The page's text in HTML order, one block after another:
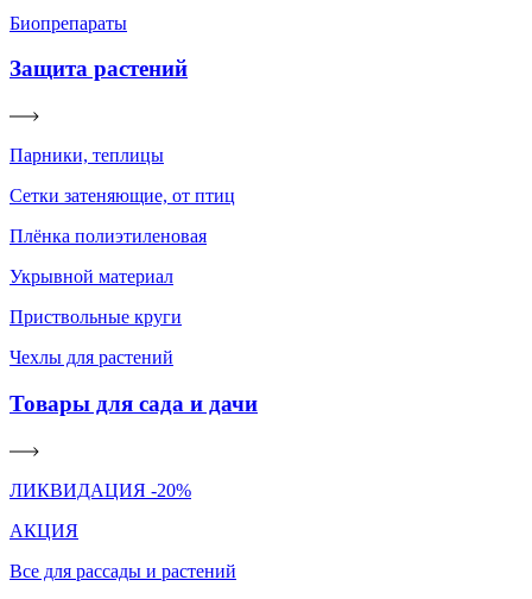
Биопрепараты
Защита растений
Парники, теплицы
Сетки затеняющие, от птиц
Плёнка полиэтиленовая
Укрывной материал
Приствольные круги
Чехлы для растений
Товары для сада и дачи
ЛИКВИДАЦИЯ -20%
АКЦИЯ
Все для рассады и растений